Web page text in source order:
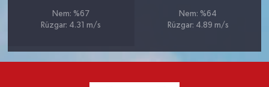
Nem: %67
Rüzgar: 4.31 m/s
Nem: %64
Rüzgar: 4.89 m/s